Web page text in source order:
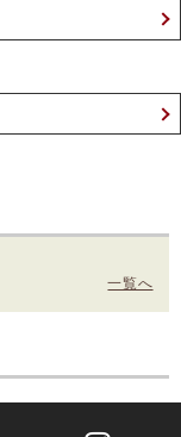
一覧へ